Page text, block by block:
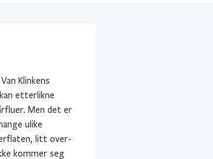
Klinkens
etterlikne
Men det er
ulike
litt over-
kommer seg